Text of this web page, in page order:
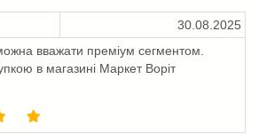
30.08.2025
вважати преміум сегментом.
в магазині Маркет Воріт